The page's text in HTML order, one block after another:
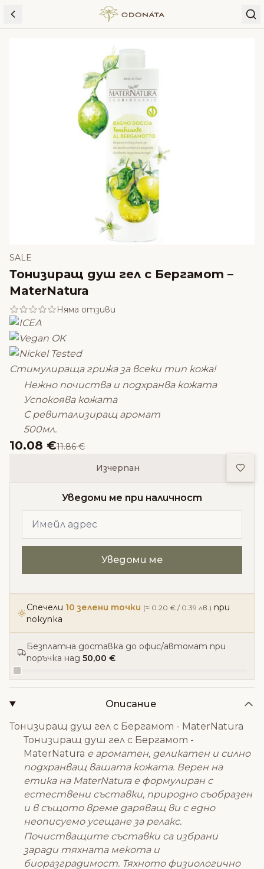
Skip to content
SALE
Тонизиращ душ гел с Бергамот –
MaterNatura
Няма отзиви
Стимулираща грижа за всеки тип кожа!
Нежно почиства и подхранва кожата
Успокоява кожата
С ревитализиращ аромат
500мл.
10.08 €11.86 €
Изчерпан
Уведоми ме при наличност
Спечели 10 зелени точки (≈ 0.20 € / 0.39 лв.) при
покупка
Безплатна доставка до офис/автомат при
поръчка над 50,00 €
Описание
Тонизиращ душ гел с Бергамот - MaterNatura
Тонизиращ душ гел с Бергамот -
MaterNatura е ароматен, деликатен и силно
подхранващ вашата кожата. Верен на
етика на MaterNatura е формулиран с
естествени съставки, природно съобразен
и в същото време даряващ ви с едно
неописуемо усещане за релакс.
Почистващите съставки са избрани
заради тяхната мекота и
биоразградимост. Тяхното физиологично